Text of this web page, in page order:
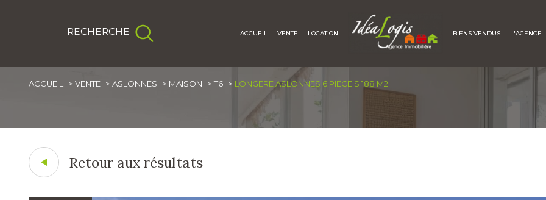
ACCUEIL VENTE LOCATION BIENS VENDUS L'AGENCE
RECHERCHE
Voir les0annonces
ACCUEIL VENTE ASLONNES MAISON T6 LONGERE ASLONNES 6 PIECE S 188 M2
Retour aux résultats